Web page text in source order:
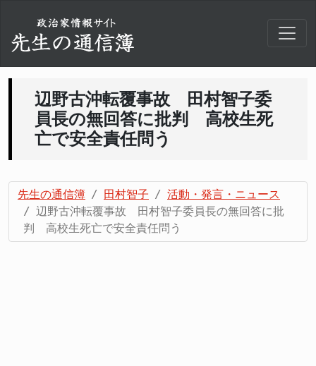
辺野古沖転覆事故 田村智子委
員長の無回答に批判 高校生死
亡で安全責任問う
先生の通信簿 田村智子
活動・発言・ニュース
辺野古沖転覆事故 田村智子委員長の無回答に批
判 高校生死亡で安全責任問う